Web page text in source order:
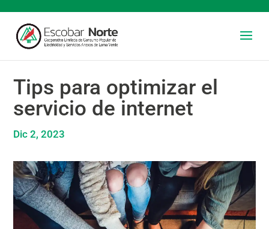
Tips para optimizar el
servicio de internet
Dic 2, 2023